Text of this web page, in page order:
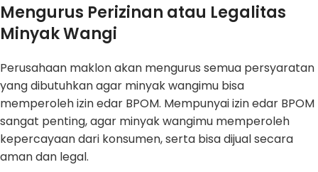
Mengurus Perizinan atau Legalitas
Minyak Wangi
Perusahaan maklon akan mengurus semua persyaratan
yang dibutuhkan agar minyak wangimu bisa
memperoleh izin edar BPOM. Mempunyai izin edar BPOM
sangat penting, agar minyak wangimu memperoleh
kepercayaan dari konsumen, serta bisa dijual secara
aman dan legal.